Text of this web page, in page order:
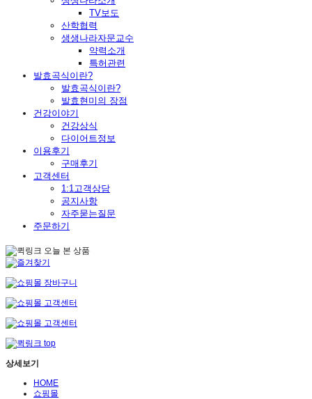
TV보도
산학협력
생생나라자문교수
약력소개
특허관련
발효곡식이란?
발효곡식이란?
발효현미의 장점
건강이야기
건강상식
다이어트정보
이용후기
구매후기
고객센터
1:1고객상담
공지사항
자주묻는질문
주문하기
상세보기
HOME
쇼핑몰